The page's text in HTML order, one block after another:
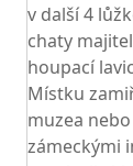
v další 4
chaty
houpací
Místku
muzea
zámeckými